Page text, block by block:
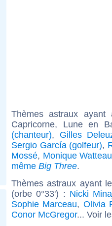
Thèmes astraux
Capricorne, Lune en
(chanteur), Gilles
Sergio García (golfeur),
Mossé, Monique Watteau
même Big Three.
Thèmes astraux ayant
(orbe 0°33') : Nicki
Sophie Marceau, Olivia
Conor McGregor... Voir